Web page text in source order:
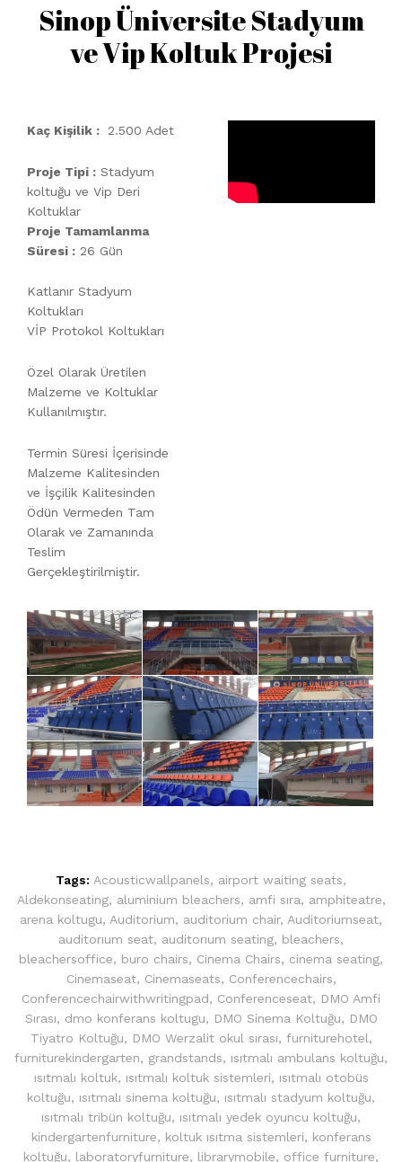
Sinop Üniversite Stadyum
ve Vip Koltuk Projesi
Kaç Kişilik : 2.500 Adet
Proje Tipi : Stadyum
koltuğu ve Vip Deri
Koltuklar
Proje Tamamlanma
Süresi : 26 Gün
Katlanır Stadyum
Koltukları
VİP Protokol Koltukları
Özel Olarak Üretilen
Malzeme ve Koltuklar
Kullanılmıştır.
Termin Süresi İçerisinde
Malzeme Kalitesinden
ve İşçilik Kalitesinden
Ödün Vermeden Tam
Olarak ve Zamanında
Teslim
Gerçekleştirilmiştir.
Tags: Acousticwallpanels, airport waiting seats,
Aldekonseating, aluminium bleachers, amfi sıra, amphiteatre,
arena koltugu, Auditorium, auditorium chair, Auditoriumseat,
auditorıum seat, auditorıum seating, bleachers,
bleachersoffice, buro chairs, Cinema Chairs, cinema seating,
Cinemaseat, Cinemaseats, Conferencechairs,
Conferencechairwithwritingpad, Conferenceseat, DMO Amfi
Sırası, dmo konferans koltugu, DMO Sinema Koltuğu, DMO
Tiyatro Koltuğu, DMO Werzalit okul sırası, furniturehotel,
furniturekindergarten, grandstands, ısıtmalı ambulans koltuğu,
ısıtmalı koltuk, ısıtmalı koltuk sistemleri, ısıtmalı otobüs
koltuğu, ısıtmalı sinema koltuğu, ısıtmalı stadyum koltuğu,
ısıtmalı tribün koltuğu, ısıtmalı yedek oyuncu koltuğu,
kindergartenfurniture, koltuk ısıtma sistemleri, konferans
koltuğu, laboratoryfurniture, librarymobile, office furniture,